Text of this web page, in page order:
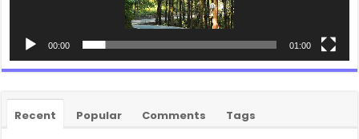
00:00 01:00
Recent Popular Comments Tags